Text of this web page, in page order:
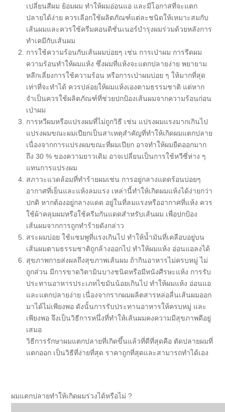
เปลี่ยนสีผม ย้อมผม ทำให้ผมอ่อนแอ และมีโอกาสที่จะแตก
ปลายได้ง่าย ควรเลือกใช้ผลิตภัณฑ์แต่ละชนิดให้เหมาะสมกับ
เส้นผมและควรใช้ครีมคอนดิชั่นเนอร์บำรุงผมร่วมด้วยหลังการ
ทำเคมีกับเส้นผม
การใช้ความร้อนกับเส้นผมบ่อยๆ เช่น การเป่าผม การรีดผม
ความร้อนทำให้ผมแห้ง ซึ่งผมที่แห้งจะแตกปลายง่าย พยายาม
หลีกเลี่ยงการใช้ความร้อน หรือการเป่าผมบ่อย ๆ ให้มากที่สุด
เท่าที่จะทำได้ ควรปล่อยให้ผมแห้งเองตามธรรมชาติ แต่หาก
จำเป็นควรใช้ผลิตภัณฑ์ที่ช่วยปกป้องเส้นผมจากความร้อนก่อน
เป่าผม
การหวีผมหรือแปรงผมที่ไม่ถูกวิธี เช่น แปรงผมแรงมากเกินไป
แปรงผมขณะผมเปียกเป็นสาเหตุสำคัญที่ทำให้เกิดผมแตกปลาย
เนื่องจากการแปรงผมขณะที่ผมเปียก อาจทำให้ผมยืดออกมาก
ถึง 30 % ของความยาวเดิม อาจเปลี่ยนเป็นการใช้หวีซี่ห่าง ๆ
แทนการแปรงผม
สภาวะแวดล้อมที่ทำร้ายผมเช่น การอยู่กลางแดดร้อนบ่อยๆ
อากาศที่เย็นและแห้งลมแรง เหล่านี้ทำให้เกิดผมแห้งได้ง่ายกว่า
ปกติ หากต้องอยู่กลางแดด อยู่ในที่ลมแรงหรืออากาศที่แห้ง ควร
ใช้ผ้าคลุมผมหรือใช้ครีมกันแดดสำหรับเส้นผม เพื่อปกป้อง
เส้นผมจากการถูกทำร้ายดังกล่าว
สระผมบ่อย ใช้แชมพูที่แรงเกินไป ทำให้น้ำมันที่เคลือบอยู่บน
เส้นผมตามธรรมชาติถูกล้างออกไป ทำให้ผมแห้ง อ่อนแอลงได้
สุขภาพกายส่งผลถึงสุขภาพเส้นผม ถ้ากินอาหารไม่ครบหมู่ ไม่
ถูกส่วน มีการขาดวิตามินบางชนิดหรือมีหนังศีรษะแห้ง การรับ
ประทานอาหารประเภทไขมันน้อยเกินไป ทำให้ผมแห้ง อ่อนแอ
และแตกปลายง่าย เนื่องจากรากผมผลิตสารหล่อลื่นเส้นผมออก
มาได้ไม่เพียงพอ ดังนั้นการรับประทานอาหารให้ครบหมู่ และ
เพียงพอ จึงเป็นวิธีการหนึ่งที่ทำให้เส้นผมคงความมีสุขภาพดีอยู่
เสมอ
วิธีการรักษาผมแตกปลายที่เกิดขึ้นแล้วที่ดีที่สุดคือ ตัดปลายผมที่
แตกออก เป็นวิธีที่ง่ายที่สุด ราคาถูกที่สุดและสามารถทำได้เอง
ผมแตกปลายทำให้เกิดผมร่วงได้หรือไม่ ?